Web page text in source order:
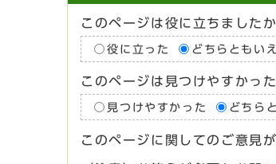
このページは役に立ちましたか
役に立った どちらともい
このページは見つけやすかっ
見つけやすかった どちら
このページに関してのご意見